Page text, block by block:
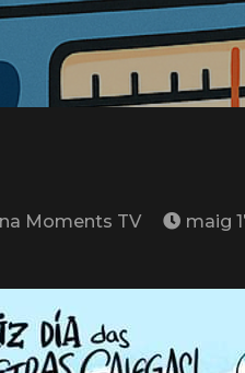
Moments TV maig